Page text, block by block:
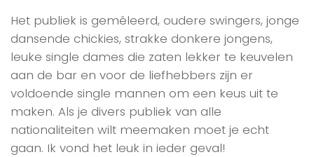
Het publiek is gemêleerd, oudere swingers, jonge
dansende chickies, strakke donkere jongens,
leuke single dames die zaten lekker te keuvelen
aan de bar en voor de liefhebbers zijn er
voldoende single mannen om een keus uit te
maken. Als je divers publiek van alle
nationaliteiten wilt meemaken moet je echt
gaan. Ik vond het leuk in ieder geval!